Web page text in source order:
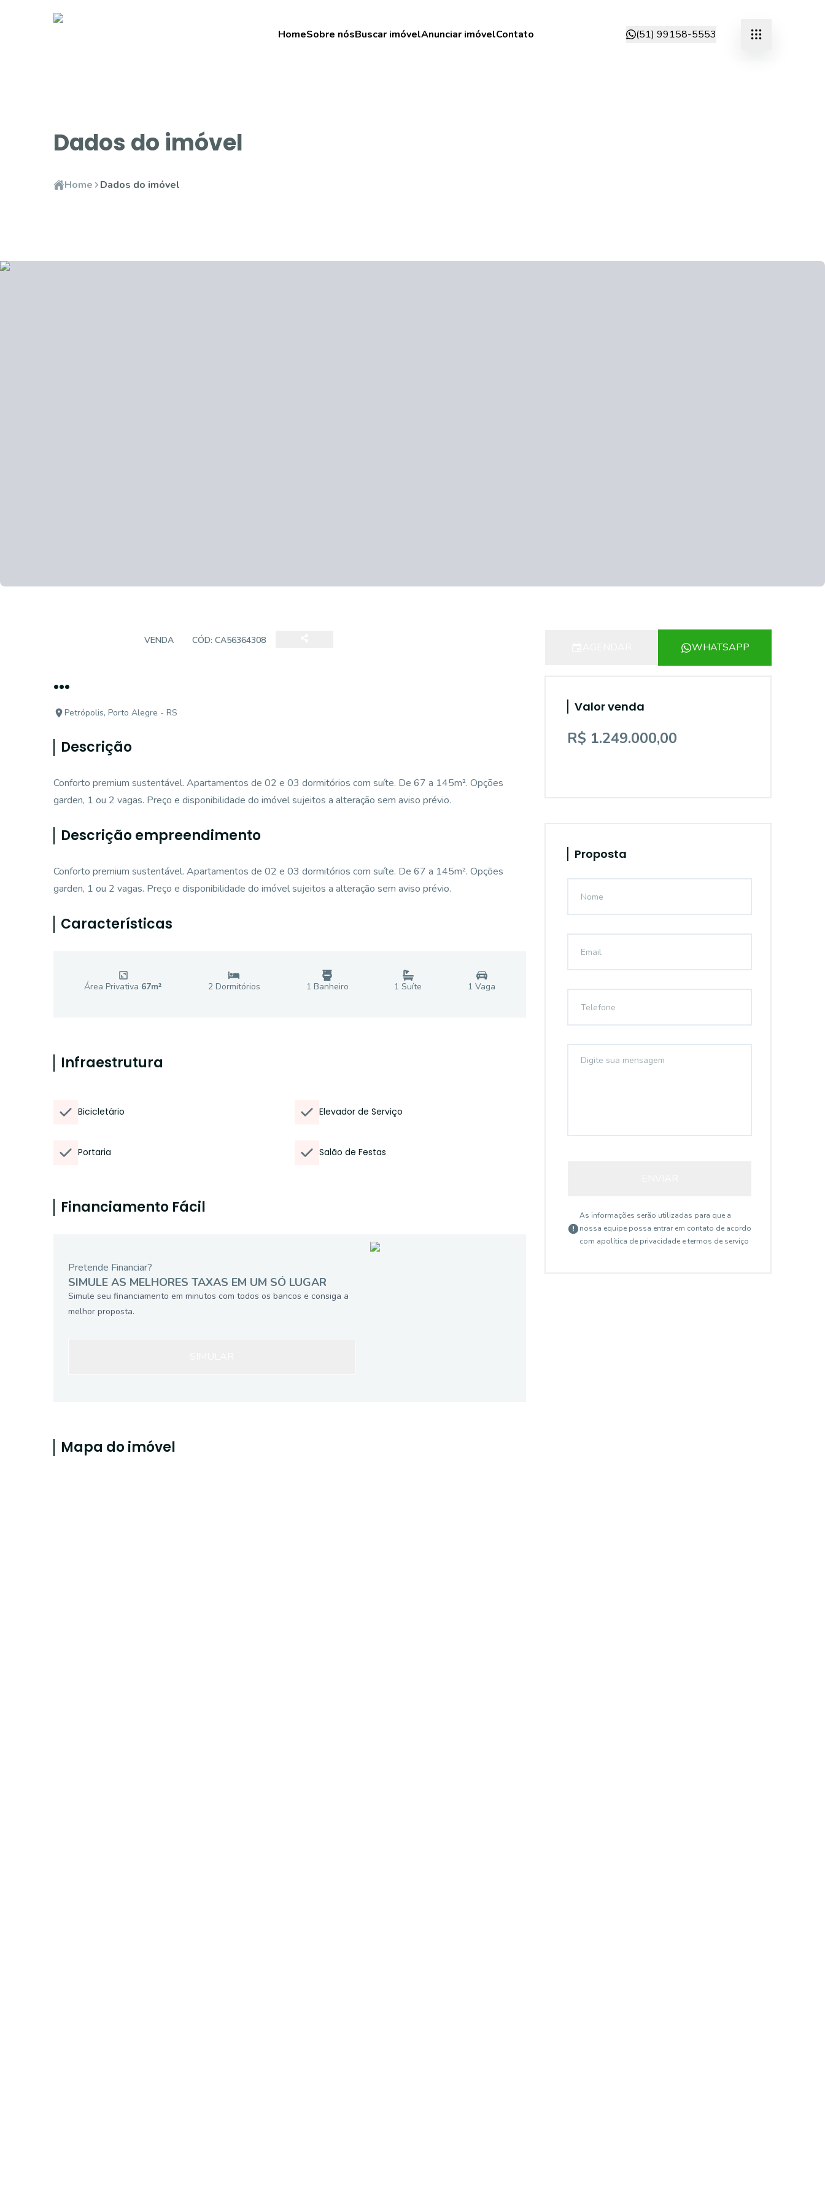
HomeSobre nósBuscar imóvelAnunciar imóvelContato (51) 99158-5553
Dados do imóvel
Home Dados do imóvel
VENDA CÓD: CA56364308
...
Petrópolis, Porto Alegre - RS
Descrição
Conforto premium sustentável. Apartamentos de 02 e 03 dormitórios com suíte. De 67 a 145m². Opções
garden, 1 ou 2 vagas. Preço e disponibilidade do imóvel sujeitos a alteração sem aviso prévio.
Descrição empreendimento
Conforto premium sustentável. Apartamentos de 02 e 03 dormitórios com suíte. De 67 a 145m². Opções
garden, 1 ou 2 vagas. Preço e disponibilidade do imóvel sujeitos a alteração sem aviso prévio.
Características
Área Privativa 67m² 2Dormitórios 1 Banheiro 1 Suíte 1 Vaga
Infraestrutura
Bicicletário Elevador de Serviço
Portaria Salão de Festas
Financiamento Fácil
Pretende Financiar?
SIMULE AS MELHORES TAXAS EM UM SÓ LUGAR
Simule seu financiamento em minutos com todos os bancos e consiga a
melhor proposta.
Mapa do imóvel
WHATSAPP
Valor venda
R$ 1.249.000,00
Proposta
As informações serão utilizadas para que a
nossa equipe possa entrar em contato de acordo
com apolítica de privacidade e termos de serviço